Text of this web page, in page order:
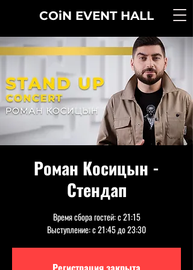
COiN EVENT HALL
Роман Косицын -
Стендап
Время сбора гостей: с 21:15
Выступление: с 21:45 до 23:30